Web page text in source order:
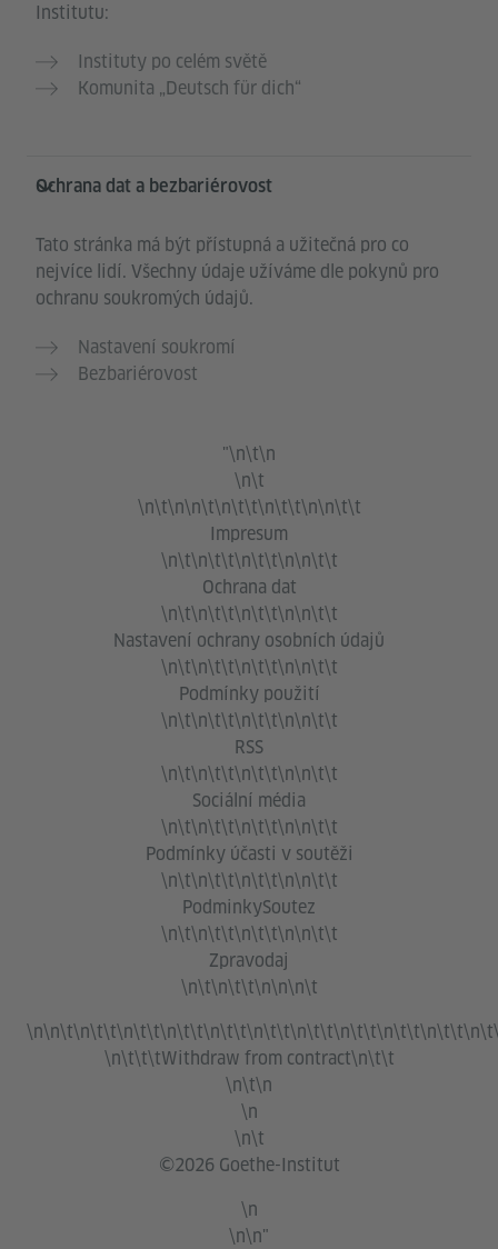
Institutu:
Instituty po celém světě
Komunita „Deutsch für dich“
Ochrana dat a bezbariérovost
Tato stránka má být přístupná a užitečná pro co
nejvíce lidí. Všechny údaje užíváme dle pokynů pro
ochranu soukromých údajů.
Nastavení soukromí
Bezbariérovost
"\n\t\n
\n\t
\n\t\n\n\t\n\t\t\n\t\t\n\n\t\t
Impresum
\n\t\n\t\t\n\t\t\n\n\t\t
Ochrana dat
\n\t\n\t\t\n\t\t\n\n\t\t
Nastavení ochrany osobních údajů
\n\t\n\t\t\n\t\t\n\n\t\t
Podmínky použití
\n\t\n\t\t\n\t\t\n\n\t\t
RSS
\n\t\n\t\t\n\t\t\n\n\t\t
Sociální média
\n\t\n\t\t\n\t\t\n\n\t\t
Podmínky účasti v soutěži
\n\t\n\t\t\n\t\t\n\n\t\t
PodminkySoutez
\n\t\n\t\t\n\t\t\n\n\t\t
Zpravodaj
\n\t\n\t\t\n\n\n\t
\n\t\t\tWithdraw from contract\n\t\t
\n\t\n
\n
\n\t
©2026 Goethe-Institut
\n
\n\n"